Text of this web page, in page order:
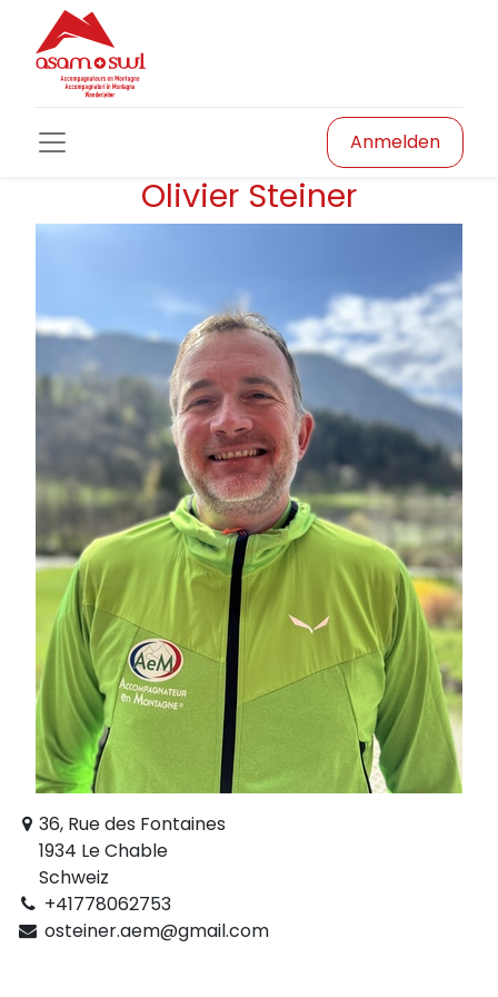
Anmelden
Olivier Steiner
36, Rue des Fontaines
1934 Le Chable
Schweiz
+41778062753
osteiner.aem@gmail.com